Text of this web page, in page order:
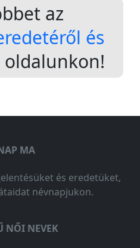
az
és
oldalunkon!
MA
és eredetüket,
névnapjukon.
NŐI NEVEK